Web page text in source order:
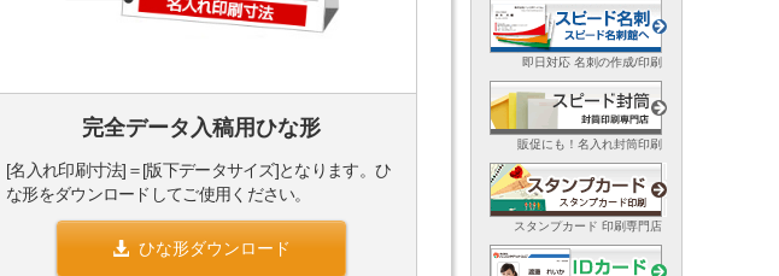
完全データ入稿用ひな形
[名入れ印刷寸法]＝[版下データサイズ]となります。ひ
な形をダウンロードしてご使用ください。
ひな形ダウンロード
即日対応 名刺の作成/印刷
販促にも！名入れ封筒印刷
スタンプカード 印刷専門店